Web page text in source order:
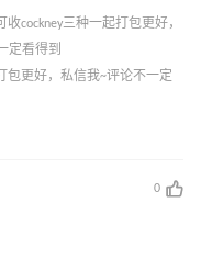
收cockney三种一起打包更好，
定看得到
包更好，私信我~评论不一定
0